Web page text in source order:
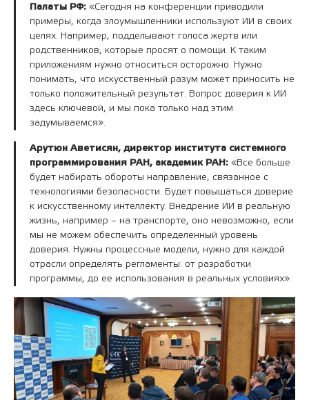
Палаты РФ: «Сегодня на конференции приводили
примеры, когда злоумышленники используют ИИ в своих
целях. Например, подделывают голоса жертв или
родственников, которые просят о помощи. К таким
приложениям нужно относиться осторожно. Нужно
понимать, что искусственный разум может приносить не
только положительный результат. Вопрос доверия к ИИ
здесь ключевой, и мы пока только над этим
задумываемся».
Арутюн Аветисян, директор института системного
программирования РАН, академик РАН: «Все больше
будет набирать обороты направление, связанное с
технологиями безопасности. Будет повышаться доверие
к искусственному интеллекту. Внедрение ИИ в реальную
жизнь, например – на транспорте, оно невозможно, если
мы не можем обеспечить определенный уровень
доверия. Нужны процессные модели, нужно для каждой
отрасли определять регламенты: от разработки
программы, до ее использования в реальных условиях».